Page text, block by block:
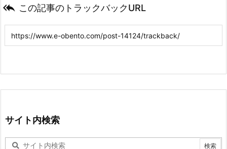
 この記事のトラックバックURL
サイト内検索